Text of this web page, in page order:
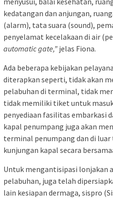
kedatangan dan anjungan,
(alarm), tata suara (sound),
penyelamat kecelakaan di air
automatic gate,” jelas Fiona.
Ada beberapa kebijakan
diterapkan seperti, tidak akan
pelabuhan di terminal, tidak
tidak memiliki tiket untuk
penyediaan fasilitas embarkasi
kapal penumpang juga akan
terminal penumpang dan di
kunjungan kapal secara
Untuk mengantisipasi lonjakan
pelabuhan, juga telah
lain kesiapan dermaga, sispro